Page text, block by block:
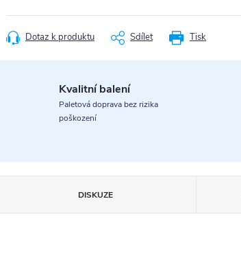
cena:
Tisk
Dotaz k produktu Sdílet
Kvalitní balení
Paletová doprava bez rizika
poškození
DISKUZE